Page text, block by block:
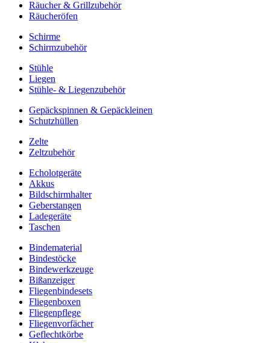
Räucher & Grillzubehör
Räucheröfen
Schirme
Schirmzubehör
Stühle
Liegen
Stühle- & Liegenzubehör
Gepäckspinnen & Gepäckleinen
Schutzhüllen
Zelte
Zeltzubehör
Echolotgeräte
Akkus
Bildschirmhalter
Geberstangen
Ladegeräte
Taschen
Bindematerial
Bindestöcke
Bindewerkzeuge
Bißanzeiger
Fliegenbindesets
Fliegenboxen
Fliegenpflege
Fliegenvorfächer
Geflechtkörbe